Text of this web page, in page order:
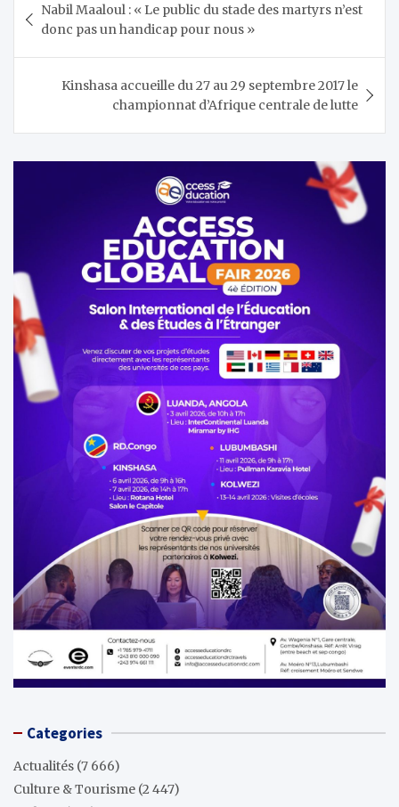
de
l’article
Nabil Maaloul : « Le public du stade des martyrs n’est
donc pas un handicap pour nous »
Kinshasa accueille du 27 au 29 septembre 2017 le
championnat d’Afrique centrale de lutte
Categories
Actualités (7 666)
Culture & Tourisme (2 447)